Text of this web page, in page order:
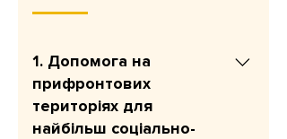
1. Допомога на
прифронтових
територіях для
найбільш соціально-